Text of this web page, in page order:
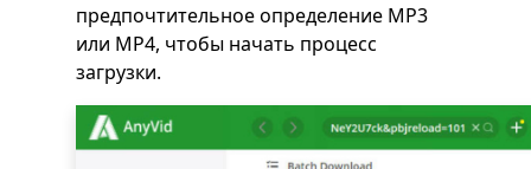
предпочтительное определение MP3
или MP4, чтобы начать процесс
загрузки.